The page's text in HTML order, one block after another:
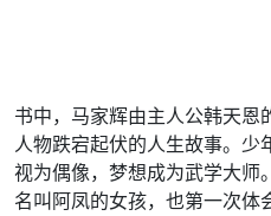
书中，马家辉由主人公韩天恩
人物跌宕起伏的人生故事。
视为偶像，梦想成为武学大师
名叫阿凤的女孩，也第一次体